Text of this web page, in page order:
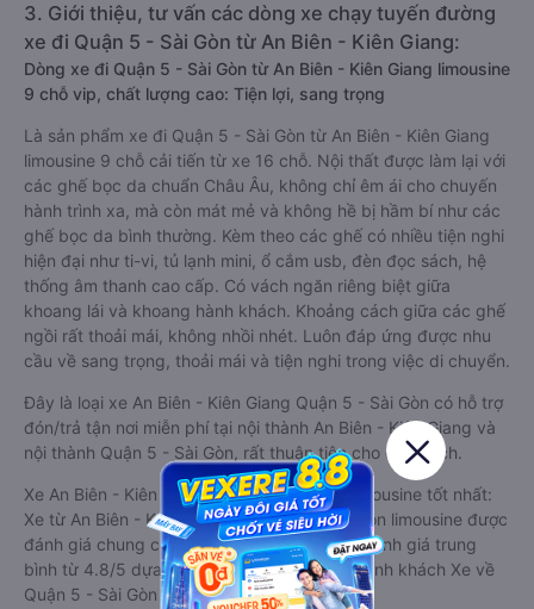
3. Giới thiệu, tư vấn các dòng xe chạy tuyến đường
xe đi Quận 5 - Sài Gòn từ An Biên - Kiên Giang:
Dòng xe đi Quận 5 - Sài Gòn từ An Biên - Kiên Giang limousine
9 chỗ vip, chất lượng cao: Tiện lợi, sang trọng
Là sản phẩm xe đi Quận 5 - Sài Gòn từ An Biên - Kiên Giang
limousine 9 chỗ cải tiến từ xe 16 chỗ. Nội thất được làm lại với
các ghế bọc da chuẩn Châu Âu, không chỉ êm ái cho chuyến
hành trình xa, mà còn mát mẻ và không hề bị hầm bí như các
ghế bọc da bình thường. Kèm theo các ghế có nhiều tiện nghi
hiện đại như ti-vi, tủ lạnh mini, ổ cắm usb, đèn đọc sách, hệ
thống âm thanh cao cấp. Có vách ngăn riêng biệt giữa
khoang lái và khoang hành khách. Khoảng cách giữa các ghế
ngồi rất thoải mái, không nhồi nhét. Luôn đáp ứng được nhu
cầu về sang trọng, thoải mái và tiện nghi trong việc di chuyển.
Đây là loại xe An Biên - Kiên Giang Quận 5 - Sài Gòn có hỗ trợ
đón/trả tận nơi miễn phí tại nội thành An Biên - Kiên Giang và
nội thành Quận 5 - Sài Gòn, rất thuận tiện cho du khách.
Xe An Biên - Kiên Giang Quận 5 - Sài Gòn limousine tốt nhất:
Xe từ An Biên - Kiên Giang đi Quận 5 - Sài Gòn limousine được
đánh giá chung có chất lượng Tốt với điểm đánh giá trung
bình từ 4.8/5 dựa trên 3966 phản hồi của hành khách Xe về
Quận 5 - Sài Gòn từ An Biên - Kiên Giang.